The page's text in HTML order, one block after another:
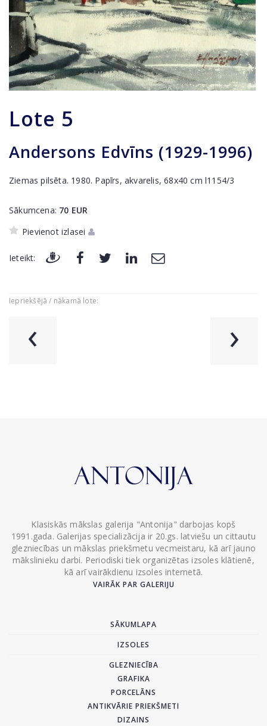
Lote 5
Andersons Edvīns (1929-1996)
Ziemas pilsēta. 1980. Papīrs, akvarelis, 68x40 cm l1154/3
Sākumcena: 70 EUR
Pievienot izlasei
Ieteikt:
Iepriekšējā / nākamā lote:
‹ ›
Klasiskās mākslas galerija "Antonija" darbojas kopš
1991.gada. Galerijas specializācija ir 20.gs. latviešu un cittautu
glezniecības un mākslas priekšmetu vecmeistaru, kā arī jauno
mākslinieku darbi. Periodiski tiek organizētas izsoles klātienē,
kā arī vairākdienu izsoles internetā.
VAIRĀK PAR GALERIJU
SĀKUMLAPA
IZSOLES
GLEZNIECĪBA
GRAFIKA
PORCELĀNS
ANTIKVĀRIE PRIEKŠMETI
DIZAINS